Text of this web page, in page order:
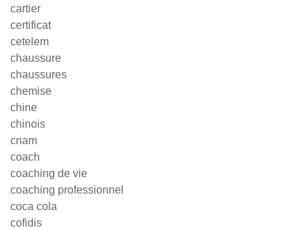
cartier
certificat
cetelem
chaussure
chaussures
chemise
chine
chinois
cnam
coach
coaching de vie
coaching professionnel
coca cola
cofidis